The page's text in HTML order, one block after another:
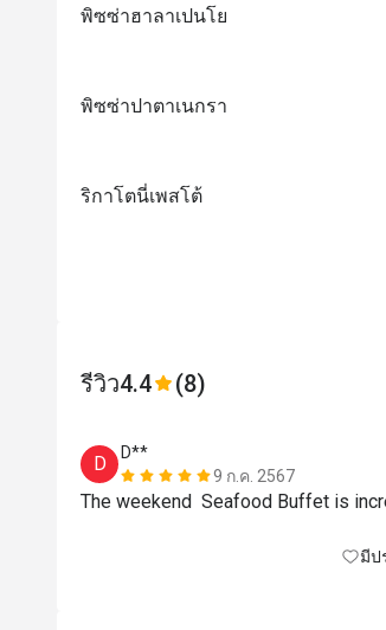
พิซซ่าฮาลาเปนโย
พิซซ่าปาตาเนกรา
ริกาโตนี่เพสโต้
รีวิว4.4 (8)
D
D**
9 ก.ค. 2567
The weekend  Seafood Buffet is
มีป